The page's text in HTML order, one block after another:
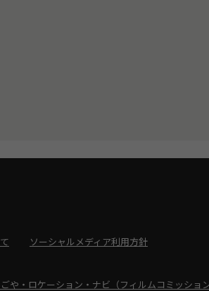
ソーシャルメディア利用方針
や・ロケーション・ナビ（フィルムコミッショ